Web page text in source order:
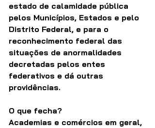
estado de calamidade pública
pelos Municípios, Estados e pelo
Distrito Federal, e para o
reconhecimento federal das
situações de anormalidades
decretadas pelos entes
federativos e dá outras
providências.
O que fecha?
Academias e comércios em geral,